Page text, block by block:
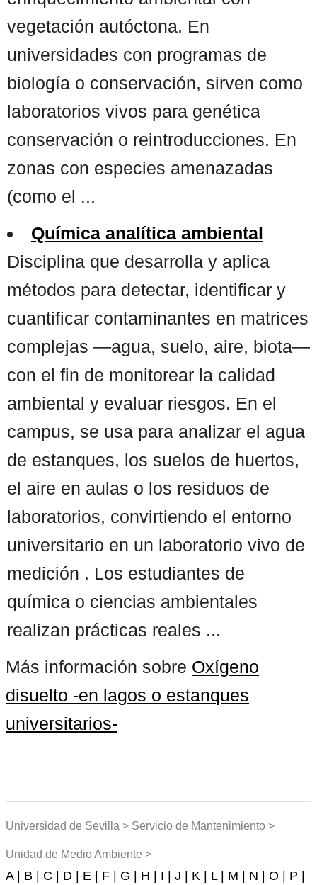
vegetación autóctona. En
universidades con programas de
biología o conservación, sirven como
laboratorios vivos para genética
conservación o reintroducciones. En
zonas con especies amenazadas
(como el ...
Química analítica ambiental
Disciplina que desarrolla y aplica
métodos para detectar, identificar y
cuantificar contaminantes en matrices
complejas —agua, suelo, aire, biota—
con el fin de monitorear la calidad
ambiental y evaluar riesgos. En el
campus, se usa para analizar el agua
de estanques, los suelos de huertos,
el aire en aulas o los residuos de
laboratorios, convirtiendo el entorno
universitario en un laboratorio vivo de
medición . Los estudiantes de
química o ciencias ambientales
realizan prácticas reales ...
Más información sobre Oxígeno
disuelto -en lagos o estanques
universitarios-
Universidad de Sevilla > Servicio de Mantenimiento >
Unidad de Medio Ambiente >
A | B | C | D | E | F | G | H | I | J | K | L | M | N | O | P |